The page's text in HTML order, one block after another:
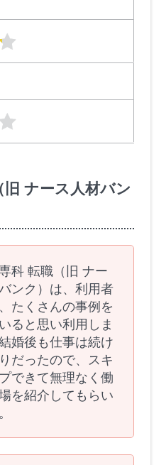
ナース人材バン
科 転職（旧 ナー
ンク）は、利用者
たくさんの事例を
ると思い利用しま
婚後も仕事は続け
だったので、スキ
できて無理なく働
を紹介してもらい